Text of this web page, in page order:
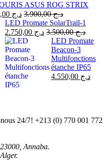
ASUS ROG STRIX
د.ج د.ج3.900,00
LED Promate SolarTrail-1
د.ج
د.ج3.500,00
LED Promate
Beacon-3
Multifonctions
étanche IP65
د.ج
24/7! +213 (0) 770 001 772
Annaba.